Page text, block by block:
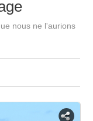
nous ne l'aurions